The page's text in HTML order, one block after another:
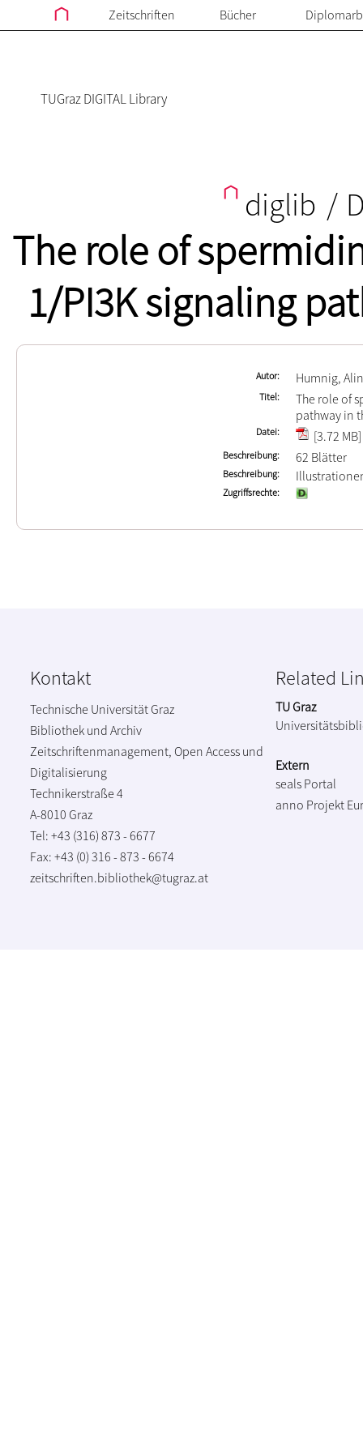
Zeitschriften Bücher
TUGraz DIGITAL Library
diglib /
The role of
1/PI3K signaling
Autor Humnig,
Titel
The role of
pathway in
Datei [3.72 MB]
Beschreibung 62 Blätter
Beschreibung
Zugriffsrechte
Kontakt
Technische Universität Graz
Bibliothek und Archiv
Zeitschriftenmanagement, Open Access und
Digitalisierung
Technikerstraße 4
A-8010 Graz
Tel: +43 (316) 873 - 6677
Fax: +43 (0) 316 - 873 - 6674
zeitschriften.bibliothek@tugraz.at
Related
TU Graz
Extern
seals Portal
anno Projekt